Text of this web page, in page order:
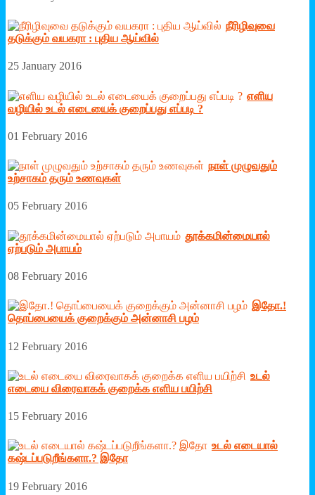
நீரிழிவுவை
தடுக்கும் வயகரா : புதிய ஆய்வில்
25 January 2016
எளிய
வழியில் உடல் எடையைக் குறைப்பது எப்படி ?
01 February 2016
நாள் முழுவதும்
உற்சாகம் தரும் உணவுகள்
05 February 2016
தூக்கமின்மையால்
ஏற்படும் அபாயம்
08 February 2016
இதோ.!
தொப்பையைக் குறைக்கும் அன்னாசி பழம்
12 February 2016
உடல்
எடையை விரைவாகக் குறைக்க எளிய பயிற்சி
15 February 2016
உடல் எடையால்
கஷ்டப்படுறீங்களா.? இதோ
19 February 2016